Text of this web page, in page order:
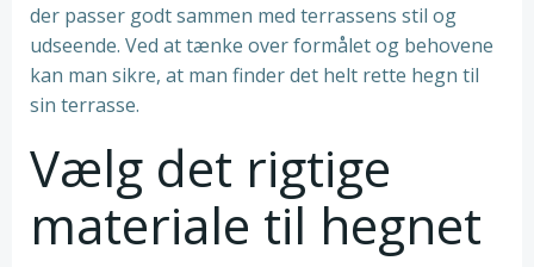
der passer godt sammen med terrassens stil og
udseende. Ved at tænke over formålet og behovene
kan man sikre, at man finder det helt rette hegn til
sin terrasse.
Vælg det rigtige
materiale til hegnet